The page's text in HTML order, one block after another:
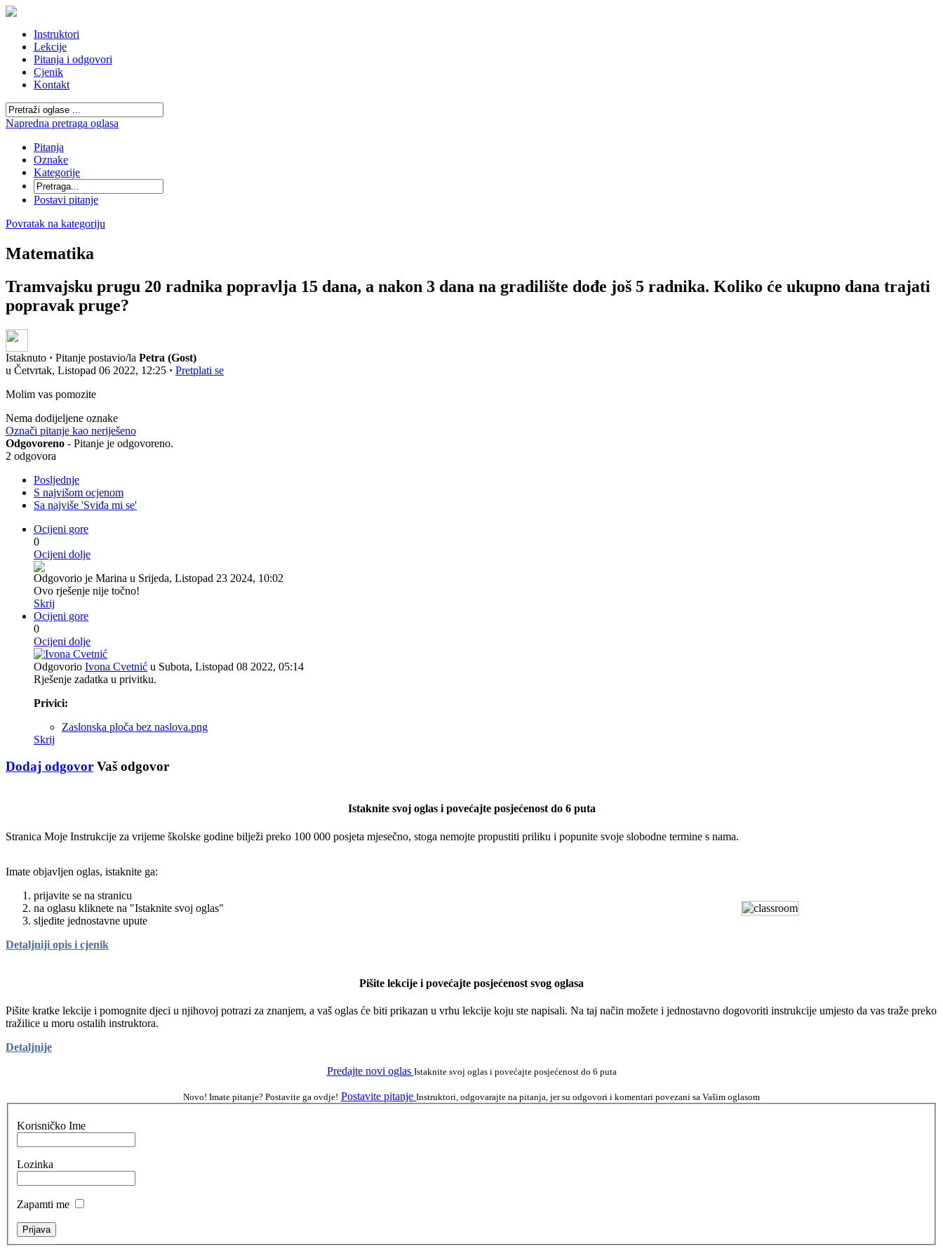
Instruktori
Lekcije
Pitanja i odgovori
Cjenik
Kontakt
Napredna pretraga oglasa
Pitanja
Oznake
Kategorije
Postavi pitanje
Povratak na kategoriju
Matematika
Tramvajsku prugu 20 radnika popravlja 15 dana, a nakon 3 dana na gradilište dođe još 5 radnika. Koliko će ukupno dana trajati
popravak pruge?
Istaknuto · Pitanje postavio/la Petra (Gost)
u Četvrtak, Listopad 06 2022, 12:25 · Pretplati se
Molim vas pomozite
Nema dodijeljene oznake
Označi pitanje kao neriješeno
Odgovoreno - Pitanje je odgovoreno.
2 odgovora
Posljednje
S najvišom ocjenom
Sa najviše 'Sviđa mi se'
Ocijeni gore
0
Ocijeni dolje
Odgovorio je Marina u Srijeda, Listopad 23 2024, 10:02
Ovo rješenje nije točno!
Skrij
Ocijeni gore
0
Ocijeni dolje
Odgovorio Ivona Cvetnić u Subota, Listopad 08 2022, 05:14
Rješenje zadatka u privitku.
Privici:
Zaslonska ploča bez naslova.png
Skrij
Dodaj odgovor Vaš odgovor
Istaknite svoj oglas i povećajte posjećenost do 6 puta
Stranica Moje Instrukcije za vrijeme školske godine bilježi preko 100 000 posjeta mjesečno, stoga nemojte propustiti priliku i popunite svoje slobodne termine s nama.
Imate objavljen oglas, istaknite ga:
prijavite se na stranicu
na oglasu kliknete na "Istaknite svoj oglas"
sljedite jednostavne upute
Detaljniji opis i cjenik
Pišite lekcije i povećajte posjećenost svog oglasa
Pišite kratke lekcije i pomognite djeci u njihovoj potrazi za znanjem, a vaš oglas će biti prikazan u vrhu lekcije koju ste napisali. Na taj način možete i jednostavno dogovoriti instrukcije umjesto da vas traže preko
tražilice u moru ostalih instruktora.
Detaljnije
Predajte novi oglas Istaknite svoj oglas i povećajte posjećenost do 6 puta
Novo! Imate pitanje? Postavite ga ovdje! Postavite pitanje Instruktori, odgovarajte na pitanja, jer su odgovori i komentari povezani sa Vašim oglasom
Korisničko Ime
Lozinka
Zapamti me